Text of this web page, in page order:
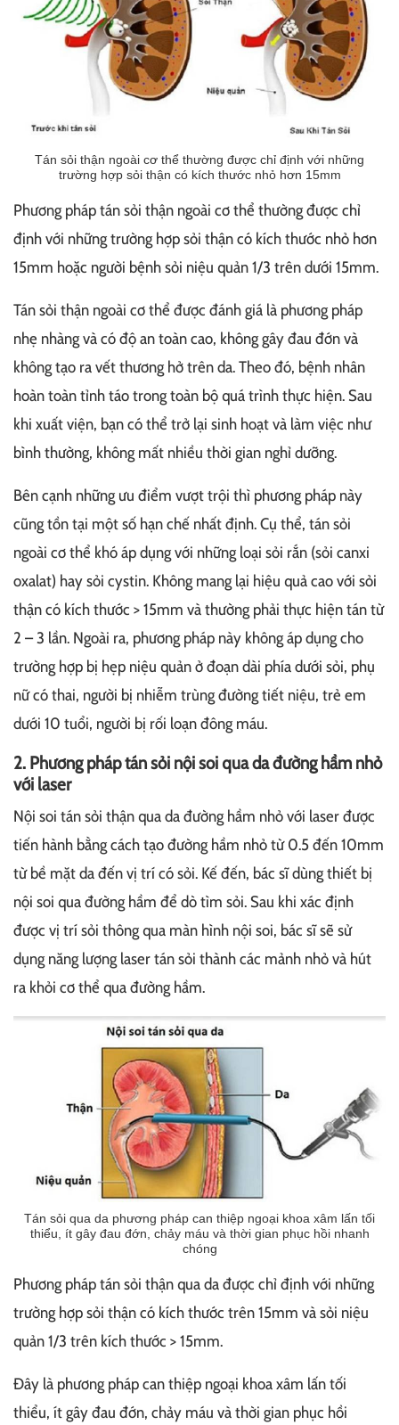
Tán sỏi thận ngoài cơ thể thường được chỉ định với những
trường hợp sỏi thận có kích thước nhỏ hơn 15mm
Phương pháp tán sỏi thận ngoài cơ thể thường được chỉ
định với những trường hợp sỏi thận có kích thước nhỏ hơn
15mm hoặc người bệnh sỏi niệu quản 1/3 trên dưới 15mm.
Tán sỏi thận ngoài cơ thể được đánh giá là phương pháp
nhẹ nhàng và có độ an toàn cao, không gây đau đớn và
không tạo ra vết thương hở trên da. Theo đó, bệnh nhân
hoàn toàn tỉnh táo trong toàn bộ quá trình thực hiện. Sau
khi xuất viện, bạn có thể trở lại sinh hoạt và làm việc như
bình thường, không mất nhiều thời gian nghỉ dưỡng.
Bên cạnh những ưu điểm vượt trội thì phương pháp này
cũng tồn tại một số hạn chế nhất định. Cụ thể, tán sỏi
ngoài cơ thể khó áp dụng với những loại sỏi rắn (sỏi canxi
oxalat) hay sỏi cystin. Không mang lại hiệu quả cao với sỏi
thận có kích thước > 15mm và thường phải thực hiện tán từ
2 – 3 lần. Ngoài ra, phương pháp này không áp dụng cho
trường hợp bị hẹp niệu quản ở đoạn dài phía dưới sỏi, phụ
nữ có thai, người bị nhiễm trùng đường tiết niệu, trẻ em
dưới 10 tuổi, người bị rối loạn đông máu.
2. Phương pháp tán sỏi nội soi qua da đường hầm nhỏ
với laser
Nội soi tán sỏi thận qua da đường hầm nhỏ với laser được
tiến hành bằng cách tạo đường hầm nhỏ từ 0.5 đến 10mm
từ bề mặt da đến vị trí có sỏi. Kế đến, bác sĩ dùng thiết bị
nội soi qua đường hầm để dò tìm sỏi. Sau khi xác định
được vị trí sỏi thông qua màn hình nội soi, bác sĩ sẽ sử
dụng năng lượng laser tán sỏi thành các mảnh nhỏ và hút
ra khỏi cơ thể qua đường hầm.
Tán sỏi qua da phương pháp can thiệp ngoại khoa xâm lấn tối
thiểu, ít gây đau đớn, chảy máu và thời gian phục hồi nhanh
chóng
Phương pháp tán sỏi thận qua da được chỉ định với những
trường hợp sỏi thận có kích thước trên 15mm và sỏi niệu
quản 1/3 trên kích thước > 15mm.
Đây là phương pháp can thiệp ngoại khoa xâm lấn tối
thiểu, ít gây đau đớn, chảy máu và thời gian phục hồi